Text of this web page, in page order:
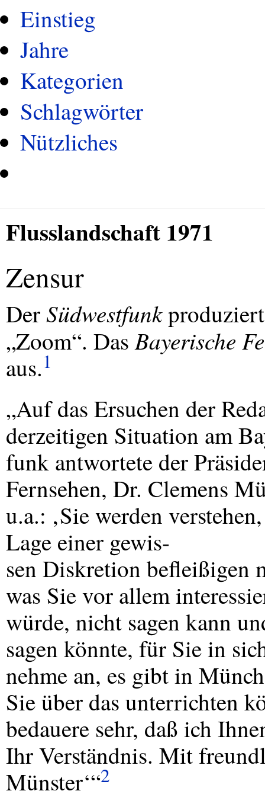
Einstieg
Jahre
Kategorien
Schlagwörter
Nützliches
Flusslandschaft 1971
Zensur
DerSüdwestfunk
„Zoom“. DasBayerische
aus.1
„Auf das Ersuchen der
derzeitigen Situation am
funk antwortete der
Fernsehen, Dr. Clemens
u.a.: ‚Sie werden
Lage einer gewis-
sen Diskretion befleißigen
was Sie vor allem
würde, nicht sagen kann
sagen könnte, für Sie in
nehme an, es gibt in
Sie über das unterrichten
bedauere sehr, daß ich
Ihr Verständnis. Mit
Münster‘“2